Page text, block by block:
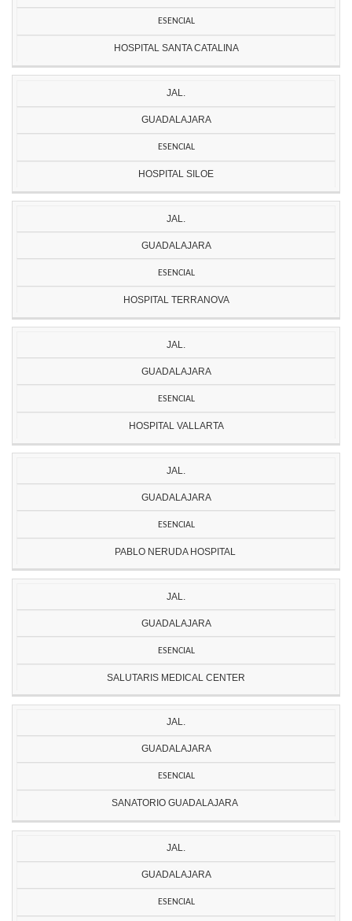
ESENCIAL
HOSPITAL SANTA CATALINA
JAL.
GUADALAJARA
ESENCIAL
HOSPITAL SILOE
JAL.
GUADALAJARA
ESENCIAL
HOSPITAL TERRANOVA
JAL.
GUADALAJARA
ESENCIAL
HOSPITAL VALLARTA
JAL.
GUADALAJARA
ESENCIAL
PABLO NERUDA HOSPITAL
JAL.
GUADALAJARA
ESENCIAL
SALUTARIS MEDICAL CENTER
JAL.
GUADALAJARA
ESENCIAL
SANATORIO GUADALAJARA
JAL.
GUADALAJARA
ESENCIAL